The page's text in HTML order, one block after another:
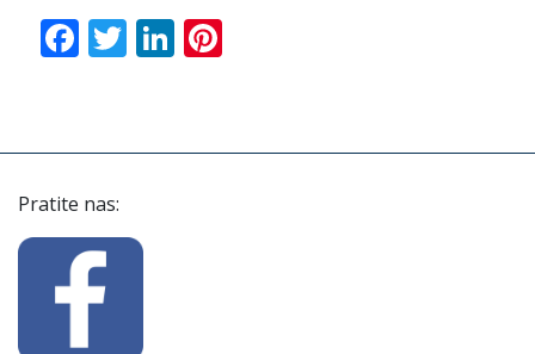
Facebook
TwitterLinkedIn
Pratite nas: